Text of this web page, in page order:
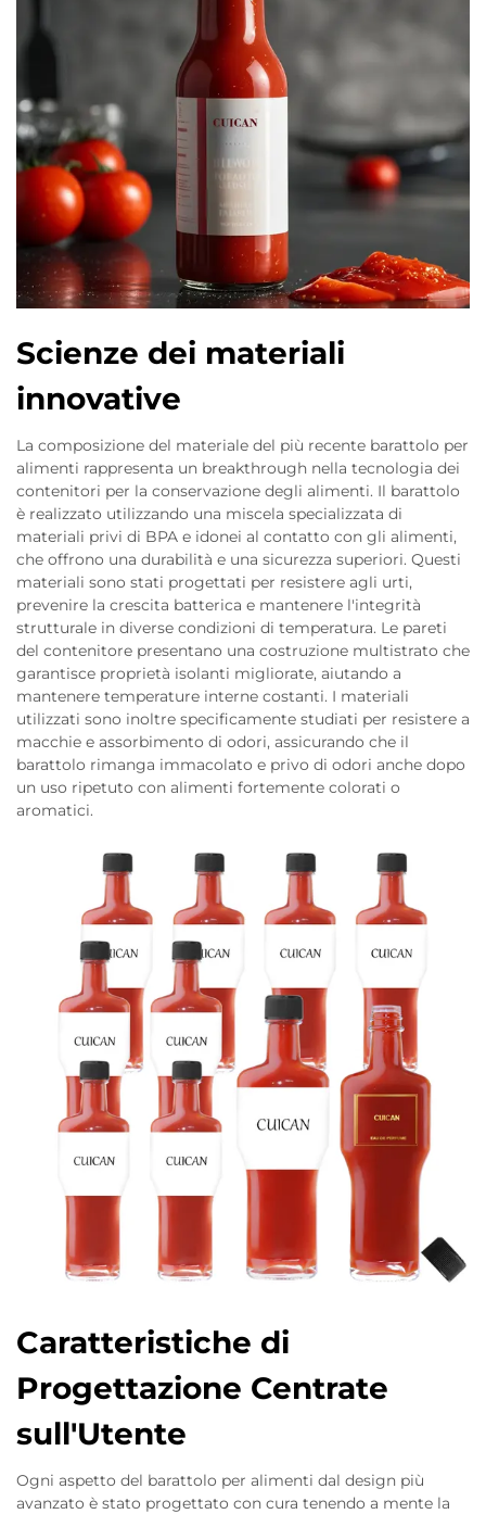
Scienze dei materiali
innovative
La composizione del materiale del più recente barattolo per
alimenti rappresenta un breakthrough nella tecnologia dei
contenitori per la conservazione degli alimenti. Il barattolo
è realizzato utilizzando una miscela specializzata di
materiali privi di BPA e idonei al contatto con gli alimenti,
che offrono una durabilità e una sicurezza superiori. Questi
materiali sono stati progettati per resistere agli urti,
prevenire la crescita batterica e mantenere l'integrità
strutturale in diverse condizioni di temperatura. Le pareti
del contenitore presentano una costruzione multistrato che
garantisce proprietà isolanti migliorate, aiutando a
mantenere temperature interne costanti. I materiali
utilizzati sono inoltre specificamente studiati per resistere a
macchie e assorbimento di odori, assicurando che il
barattolo rimanga immacolato e privo di odori anche dopo
un uso ripetuto con alimenti fortemente colorati o
aromatici.
Caratteristiche di
Progettazione Centrate
sull'Utente
Ogni aspetto del barattolo per alimenti dal design più
avanzato è stato progettato con cura tenendo a mente la